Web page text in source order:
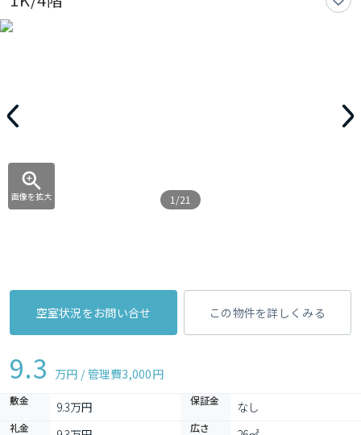
画像を拡大 1/21
空室状況をお問い合せ この物件を詳しくみる
9.3 万円 / 管理費3,000円
敷金 9.3万円 保証金 なし
礼金 広さ